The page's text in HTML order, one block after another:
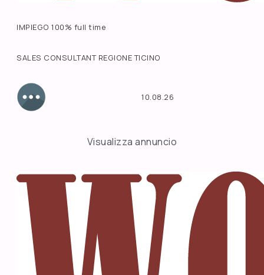
IMPIEGO 100% full time
SALES CONSULTANT REGIONE TICINO
10.08.26
Visualizza annuncio